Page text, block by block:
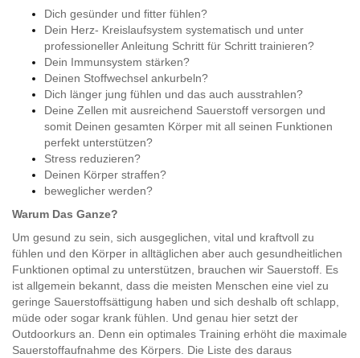
Dich gesünder und fitter fühlen?
Dein Herz- Kreislaufsystem systematisch und unter
professioneller Anleitung Schritt für Schritt trainieren?
Dein Immunsystem stärken?
Deinen Stoffwechsel ankurbeln?
Dich länger jung fühlen und das auch ausstrahlen?
Deine Zellen mit ausreichend Sauerstoff versorgen und
somit Deinen gesamten Körper mit all seinen Funktionen
perfekt unterstützen?
Stress reduzieren?
Deinen Körper straffen?
beweglicher werden?
Warum Das Ganze?
Um gesund zu sein, sich ausgeglichen, vital und kraftvoll zu
fühlen und den Körper in alltäglichen aber auch gesundheitlichen
Funktionen optimal zu unterstützen, brauchen wir Sauerstoff. Es
ist allgemein bekannt, dass die meisten Menschen eine viel zu
geringe Sauerstoffsättigung haben und sich deshalb oft schlapp,
müde oder sogar krank fühlen. Und genau hier setzt der
Outdoorkurs an. Denn ein optimales Training erhöht die maximale
Sauerstoffaufnahme des Körpers. Die Liste des daraus